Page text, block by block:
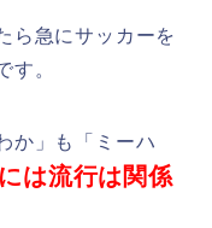
ら急にサッカーを
す。
か」も「ミーハ
は流行は関係